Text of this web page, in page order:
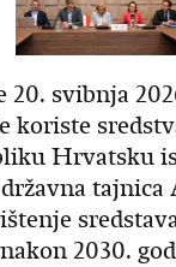
svibnja
koriste
Hrvatsku
tajnica
2030.